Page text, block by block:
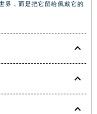
，而是把它留给佩戴它的